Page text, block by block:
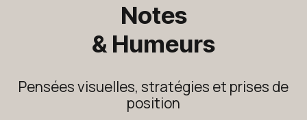
Notes
& Humeurs
Pensées visuelles, stratégies et prises de
position